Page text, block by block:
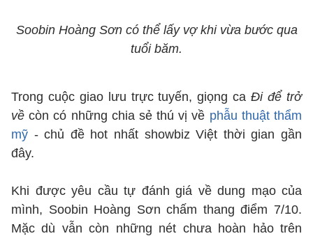
Soobin Hoàng Sơn có thể lấy vợ khi vừa bước qua
tuổi băm.
Trong cuộc giao lưu trực tuyến, giọng caĐi để trở
về còn có những chia sẻ thú vị về phẫu thuật thẩm
mỹ - chủ đề hot nhất showbiz Việt thời gian gần
đây.
Khi được yêu cầu tự đánh giá về dung mạo của
mình, Soobin Hoàng Sơn chấm thang điểm 7/10.
Mặc dù vẫn còn những nét chưa hoàn hảo trên